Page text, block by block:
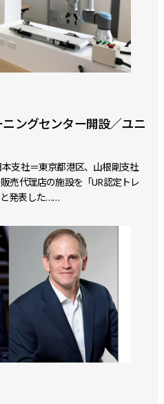
ングセンター開設／ユニ
支社＝東京都港区、山根剛支社
売代理店の施設を「UR認定トレ
発表した……